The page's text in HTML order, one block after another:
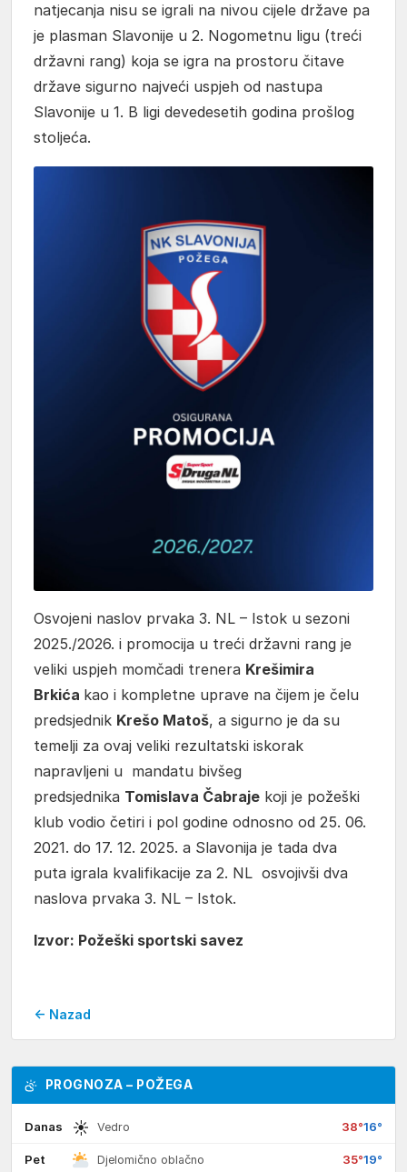
natjecanja nisu se igrali na nivou cijele države pa
je plasman Slavonije u 2. Nogometnu ligu (treći
državni rang) koja se igra na prostoru čitave
države sigurno najveći uspjeh od nastupa
Slavonije u 1. B ligi devedesetih godina prošlog
stoljeća.
Osvojeni naslov prvaka 3. NL – Istok u sezoni
2025./2026. i promocija u treći državni rang je
veliki uspjeh momčadi trenera Krešimira
Brkića kao i kompletne uprave na čijem je čelu
predsjednik Krešo Matoš, a sigurno je da su
temelji za ovaj veliki rezultatski iskorak
napravljeni u mandatu bivšeg
predsjednika Tomislava Čabraje koji je požeški
klub vodio četiri i pol godine odnosno od 25. 06.
2021. do 17. 12. 2025. a Slavonija je tada dva
puta igrala kvalifikacije za 2. NL osvojivši dva
naslova prvaka 3. NL – Istok.
Izvor: Požeški sportski savez
← Nazad
PROGNOZA – POŽEGA
Danas ☀ Vedro 38°16°
Pet Djelomično oblačno 35°19°